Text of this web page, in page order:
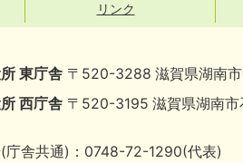
リンク
東庁舎 〒520-3288 滋賀県湖南
西庁舎 〒520-3195 滋賀県湖南市
(庁舎共通)：0748-72-1290(代表)